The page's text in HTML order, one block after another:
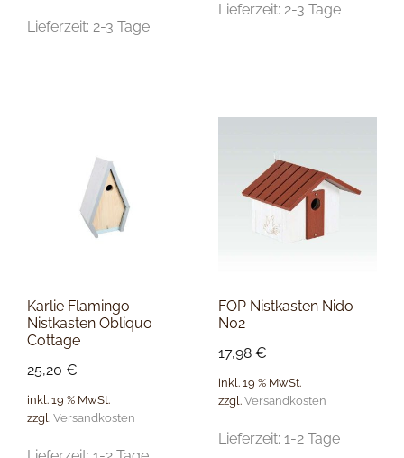
Lieferzeit: 2-3 Tage
Lieferzeit:2-3 Tage
Karlie Flamingo
Nistkasten Obliquo
Cottage
25,20 €
inkl. 19 % MwSt.
zzgl. Versandkosten
FOP Nistkasten Nido
N02
17,98€
inkl. 19 % MwSt.
zzgl.Versandkosten
Lieferzeit:1-2 Tage